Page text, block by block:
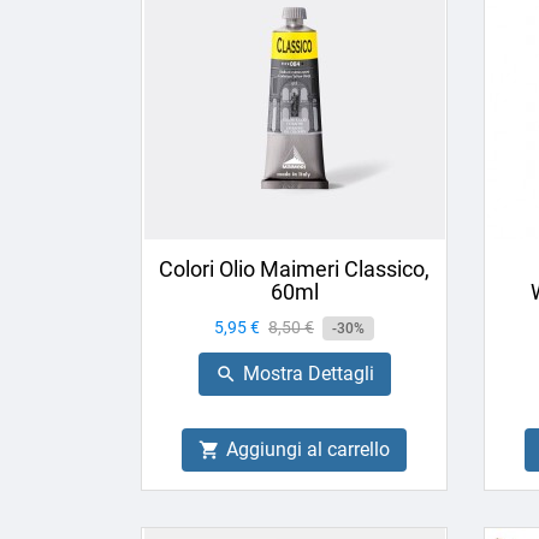
Colori Olio Maimeri Classico,
60ml
Prezzo
5,95 € Prezzo
base
8,50 € -30%
 Mostra Dettagli
 Aggiungi al carrello